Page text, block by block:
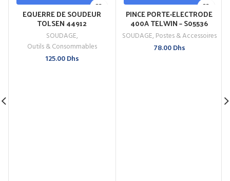
EQUERRE DE SOUDEUR
TOLSEN 44912
SOUDAGE,
Outils & Consommables
125.00Dhs
PINCE PORTE-ELECTRODE
400A TELWIN – S05536
SOUDAGE, Postes & Accessoires
78.00Dhs